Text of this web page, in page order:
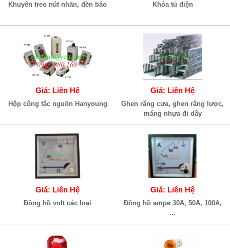
Khuyên treo nút nhấn, đèn báo Khóa tủ điện
Giá: Liên Hệ
Hộp công tắc nguồn Hanyoung
Giá: Liên Hệ
Ghen răng cưa, ghen răng lược,
máng nhựa đi dây
Giá: Liên Hệ
Đồng hồ volt các loại
Giá: Liên Hệ
Đồng hồ ampe 30A, 50A, 100A,
...